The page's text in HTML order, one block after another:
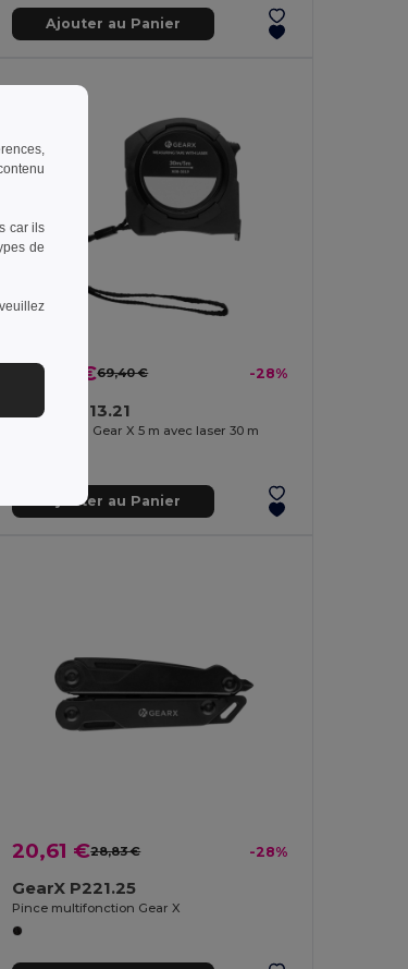
Ajouter au Panier
49,63 €69,40 € -28%
GearX P113.21
Mètre ruban Gear X 5 m avec laser 30 m
Ajouter au Panier
20,61 €28,83 € -28%
GearX P221.25
Pince multifonction Gear X
car ils
de